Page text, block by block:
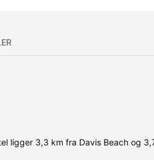
ligger 3,3 km fra Davis Beach og